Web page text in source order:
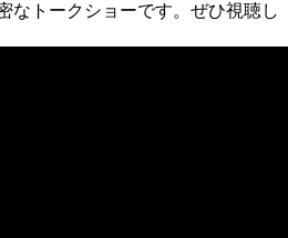
なトークショーです。ぜひ視聴し